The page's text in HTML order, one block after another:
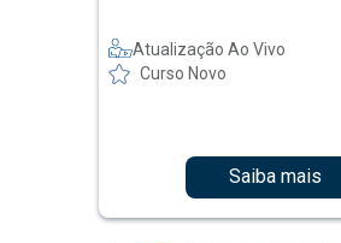
Atualização Ao Vivo
Curso Novo
Saiba mais